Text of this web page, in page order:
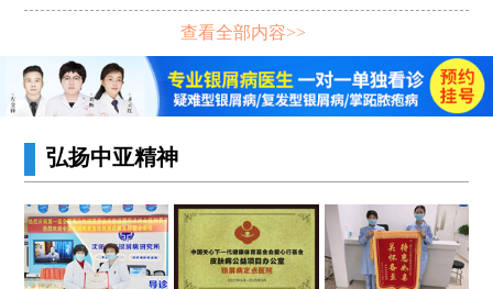
查看全部内容>>
弘扬中亚精神